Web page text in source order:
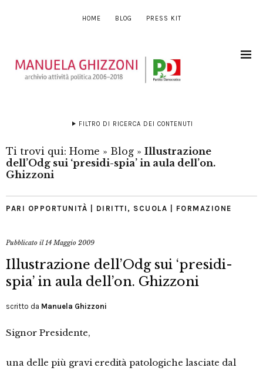
HOME BLOG PRESS KIT
FILTRO DI RICERCA DEI CONTENUTI
Ti trovi qui: Home » Blog » Illustrazione
dell’Odg sui ‘presidi-spia’ in aula dell’on.
Ghizzoni
PARI OPPORTUNITÀ | DIRITTI , SCUOLA | FORMAZIONE
Pubblicato il14 Maggio 2009
Illustrazione dell’Odg sui ‘presidi-
spia’ in aula dell’on. Ghizzoni
scritto da Manuela Ghizzoni
Signor Presidente,
una delle più gravi eredità patologiche lasciate dal